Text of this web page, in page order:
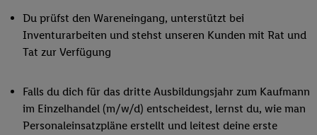
Du prüfst den Wareneingang, unterstützt bei
Inventurarbeiten und stehst unseren Kunden mit Rat und
Tat zur Verfügung
Falls du dich für das dritte Ausbildungsjahr zum Kaufmann
im Einzelhandel (m/w/d) entscheidest, lernst du, wie man
Personaleinsatzpläne erstellt und leitest deine erste